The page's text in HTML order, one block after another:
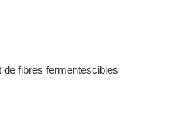
de fibres fermentescibles